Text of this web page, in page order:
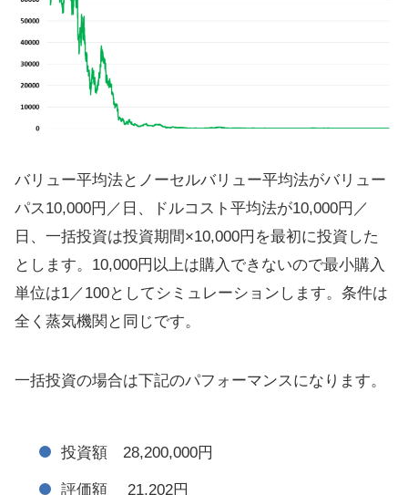
バリュー平均法とノーセルバリュー平均法がバリュー
パス10,000円／日、ドルコスト平均法が10,000円／
日、一括投資は投資期間×10,000円を最初に投資した
とします。10,000円以上は購入できないので最小購入
単位は1／100としてシミュレーションします。条件は
全く蒸気機関と同じです。
一括投資の場合は下記のパフォーマンスになります。
投資額 28,200,000円
評価額 21,202円